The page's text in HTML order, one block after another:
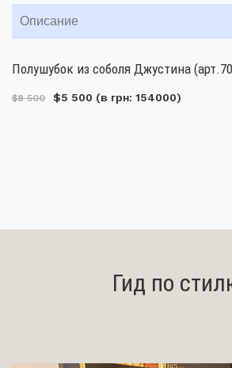
Описание
Полушубок из соболя Джустина
$8 500 $5 500 (в грн: 154000)
Гид по